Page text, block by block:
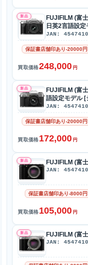
新品
FUJIFILM (富
日英2言語設
JAN:
保証書店舗印あり-20000
買取価格248,000 円
新品
FUJIFILM (富
語設定モデル [
JAN:
保証書店舗印あり-20000
買取価格172,000 円
新品 FUJIFILM (富
JAN:
保証書店舗印あり-8000
買取価格105,000 円
新品 FUJIFILM (富
JAN: